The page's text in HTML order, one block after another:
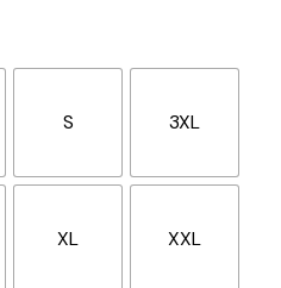
S 3XL
XL XXL